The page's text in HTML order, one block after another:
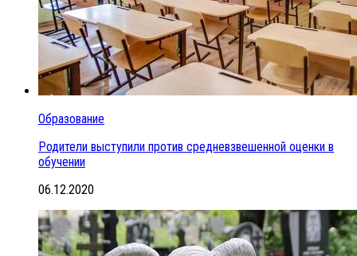
Образование
Родители выступили против средневзвешенной оценки в
обучении
06.12.2020